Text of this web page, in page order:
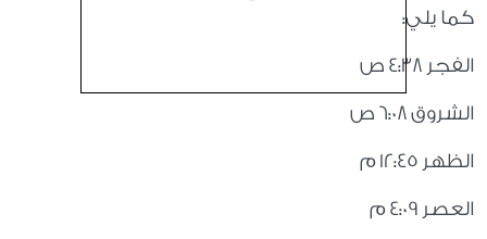
كما يلي:
الفجر 4:38 ص
الشروق 6:08 ص
الظهر 12:45 م
العصر 4:09 م